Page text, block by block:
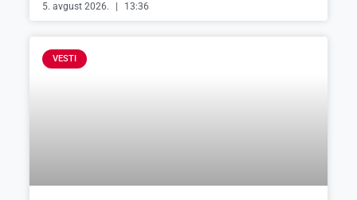
5. avgust 2026. 13:36
VESTI